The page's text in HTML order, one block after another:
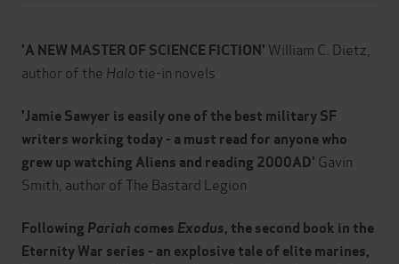
'A NEW MASTER OF SCIENCE FICTION' William C. Dietz,
author of the Halo tie-in novels
'Jamie Sawyer is easily one of the best military SF
writers working today - a must read for anyone who
grew up watching Aliens and reading 2000AD' Gavin
Smith, author of The Bastard Legion
Following Pariah comes Exodus, the second book in the
Eternity War series - an explosive tale of elite marines,